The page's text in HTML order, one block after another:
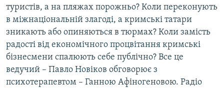
туристів, а на пляжах порожньо? Коли переконують
в міжнаціональній злагоді, а кримські татари
зникають або опиняються в тюрмах? Коли замість
радості від економічного процвітання кримські
бізнесмени спалюють себе публічно? Все це
ведучий – Павло Новіков обговорює з
психотерапевтом – Ганною Афіногеновою. Радіо